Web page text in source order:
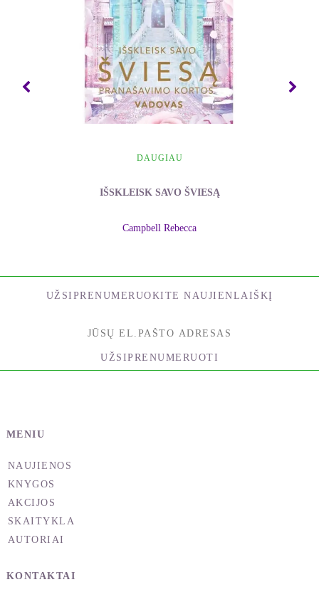
Consciousness). Itzhakas Bentovas žuvo lėktuvo
katastrofoje 1979 metais ir paliko tik šios knygos
juodraštį; knygą baigė jo žmona Mirtala.
DAUGIAU
IŠSKLEISK SAVO ŠVIESĄ
Campbell Rebecca
UŽSIPRENUMERUOKITE NAUJIENLAIŠKĮ
UŽSIPRENUMERUOTI
MENIU
NAUJIENOS
KNYGOS
AKCIJOS
SKAITYKLA
AUTORIAI
KONTAKTAI